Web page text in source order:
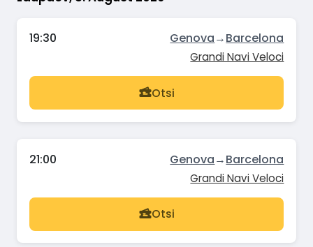
19:30 Genova→Barcelona
Grandi Navi Veloci
Otsi
21:00 Genova→Barcelona
Grandi Navi Veloci
Otsi